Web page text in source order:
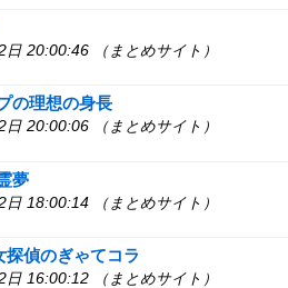
20:00:46 （まとめサイト）
の理想の身長
20:00:06 （まとめサイト）
夢
18:00:14 （まとめサイト）
偵のぎゃてコラ
16:00:12 （まとめサイト）